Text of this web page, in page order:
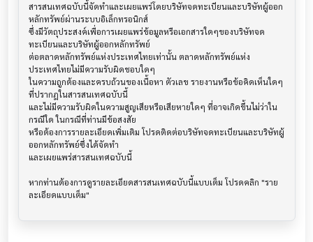
สารสนเทศฉบับนี้จัดทำและเผยแพร่โดยบริษัทจดทะเบียนและบริษัทผู้ออก
หลักทรัพย์ผ่านระบบอิเล็กทรอนิกส์
ซึ่งมีวัตถุประสงค์เพื่อการเผยแพร่ข้อมูลหรือเอกสารใดๆของบริษัทจด
ทะเบียนและบริษัทผู้ออกหลักทรัพย์
ต่อตลาดหลักทรัพย์แห่งประเทศไทยเท่านั้น ตลาดหลักทรัพย์แห่ง
ประเทศไทยไม่มีความรับผิดชอบใดๆ
ในความถูกต้องและครบถ้วนของเนื้อหา ตัวเลข รายงานหรือข้อคิดเห็นใดๆ
ที่ปรากฎในสารสนเทศฉบับนี้
และไม่มีความรับผิดในความสูญเสียหรือเสียหายใดๆ ที่อาจเกิดขึ้นไม่ว่าใน
กรณีใด ในกรณีที่ท่านมีข้อสงสัย
หรือต้องการรายละเอียดเพิ่มเติม โปรดติดต่อบริษัทจดทะเบียนและบริษัทผู้
ออกหลักทรัพย์ซึ่งได้จัดทำ
และเผยแพร่สารสนเทศฉบับนี้
หากท่านต้องการดูรายละเอียดสารสนเทศฉบับนี้แบบเต็ม โปรดคลิก "ราย